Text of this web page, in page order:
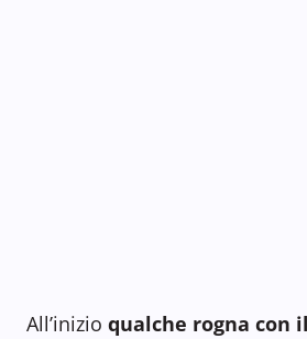
All’inizio qualche rogna con